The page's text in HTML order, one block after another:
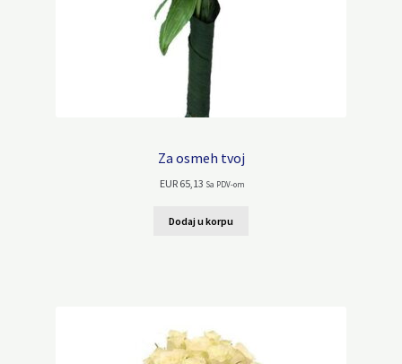
Za osmeh tvoj
EUR 65,13 Sa PDV-om
Dodaj u korpu